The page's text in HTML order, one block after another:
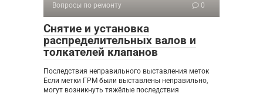
Вопросы по ремонту 0
Снятие и установка
распределительных валов и
толкателей клапанов
Последствия неправильного выставления меток
Если метки ГРМ были выставлены неправильно,
могут возникнуть тяжёлые последствия